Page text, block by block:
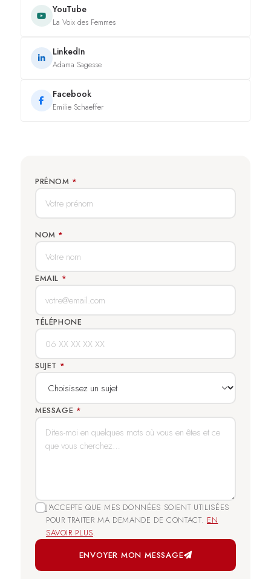
YouTube
La Voix des Femmes
LinkedIn
Adama Sagesse
Facebook
Emilie Schaeffer
PRÉNOM *
NOM *
EMAIL *
TÉLÉPHONE
SUJET *
MESSAGE *
J'ACCEPTE QUE MES DONNÉES SOIENT UTILISÉES
POUR TRAITER MA DEMANDE DE CONTACT. EN
SAVOIR PLUS.
ENVOYER MON MESSAGE